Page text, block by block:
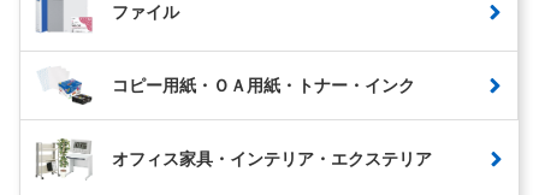
ファイル
コピー用紙・ＯＡ用紙・トナー・インク
オフィス家具・インテリア・エクステリア